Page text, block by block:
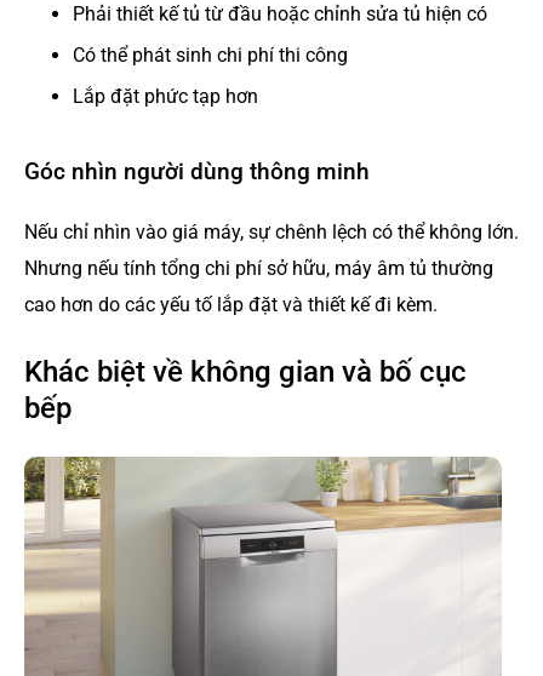
Phải thiết kế tủ từ đầu hoặc chỉnh sửa tủ hiện có
Có thể phát sinh chi phí thi công
Lắp đặt phức tạp hơn
Góc nhìn người dùng thông minh
Nếu chỉ nhìn vào giá máy, sự chênh lệch có thể không lớn.
Nhưng nếu tính tổng chi phí sở hữu, máy âm tủ thường
cao hơn do các yếu tố lắp đặt và thiết kế đi kèm.
Khác biệt về không gian và bố cục
bếp